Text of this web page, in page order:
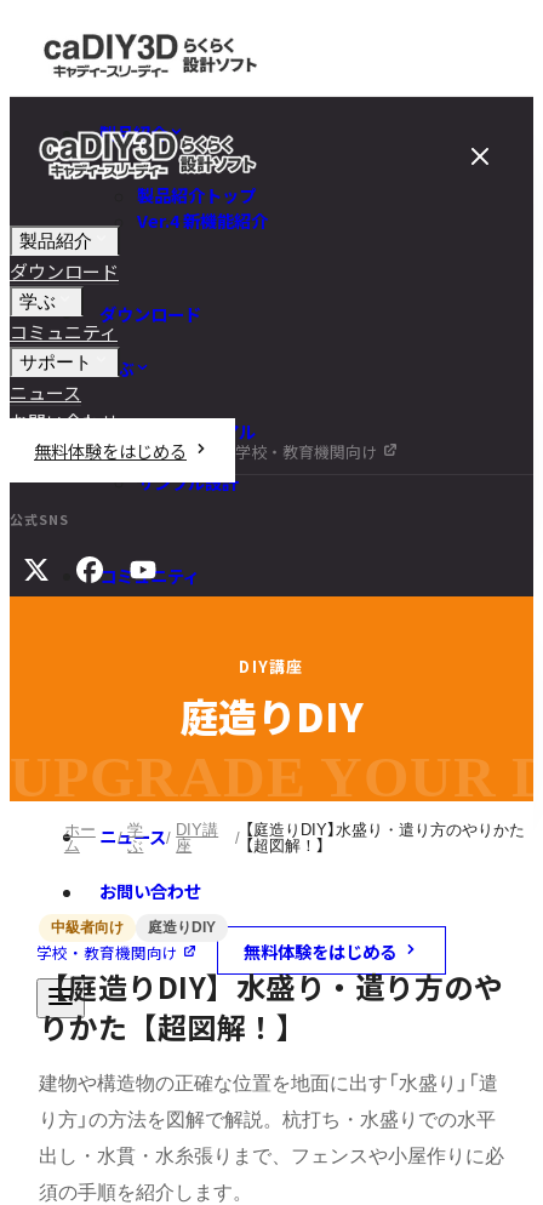
製品紹介
製品紹介トップ
Ver.4 新機能紹介
ダウンロード
学ぶ
チュートリアル
DIY講座
サンプル設計
コミュニティ
よくある質問
マニュアル
旧バージョンダウンロード
ニュース
お問い合わせ
学校・教育機関向け 無料体験をはじめる
製品紹介
ダウンロード
学ぶ
コミュニティ
サポート
ニュース
お問い合わせ
無料体験をはじめる
学校・教育機関向け
公式SNS
D IY講座
庭造りDIY
UPGRADE YOUR
ホー
ム
学
ぶ
DIY講
座
【庭造りDIY】水盛り・遣り方のやりかた
【超図解！】
中級者向け 庭造りDIY
【庭造りDIY】水盛り・遣り方のや
りかた【超図解！】
建物や構造物の正確な位置を地面に出す「水盛り」「遣
り方」の方法を図解で解説。杭打ち・水盛りでの水平
出し・水貫・水糸張りまで、フェンスや小屋作りに必
須の手順を紹介します。